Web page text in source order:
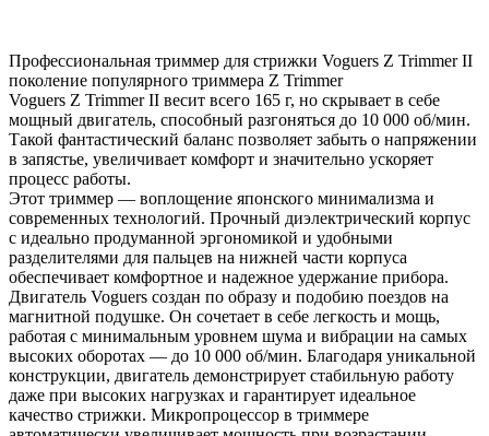
Профессиональная триммер для стрижки Voguers Z Trimmer II
поколение популярного триммера Z Trimmer
Voguers Z Trimmer II весит всего 165 г, но скрывает в себе
мощный двигатель, способный разгоняться до 10 000 об/мин.
Такой фантастический баланс позволяет забыть о напряжении
в запястье, увеличивает комфорт и значительно ускоряет
процесс работы.
Этот триммер — воплощение японского минимализма и
современных технологий. Прочный диэлектрический корпус
с идеально продуманной эргономикой и удобными
разделителями для пальцев на нижней части корпуса
обеспечивает комфортное и надежное удержание прибора.
Двигатель Voguers создан по образу и подобию поездов на
магнитной подушке. Он сочетает в себе легкость и мощь,
работая с минимальным уровнем шума и вибрации на самых
высоких оборотах — до 10 000 об/мин. Благодаря уникальной
конструкции, двигатель демонстрирует стабильную работу
даже при высоких нагрузках и гарантирует идеальное
качество стрижки. Микропроцессор в триммере